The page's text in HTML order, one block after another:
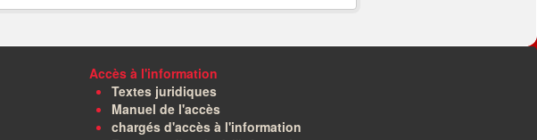
Accès à l'information
Textes juridiques
Manuel de l'accès
chargés d'accès à l'information